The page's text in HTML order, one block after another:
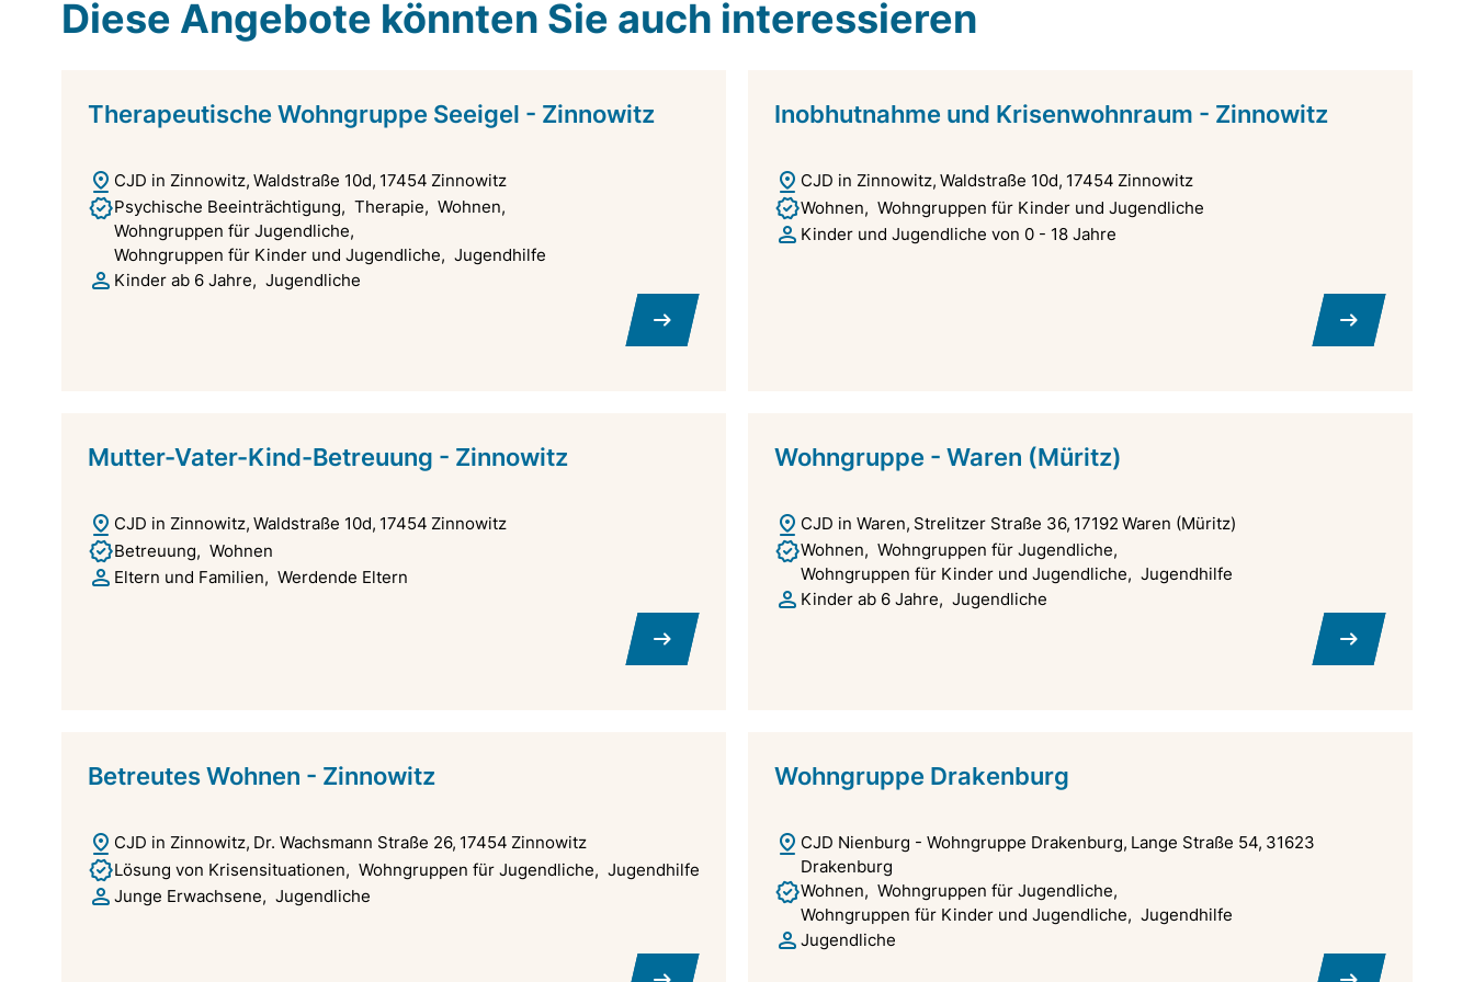
Diese Angebote könnten Sie auch interessieren
Therapeutische Wohngruppe Seeigel - Zinnowitz
CJD in Zinnowitz Waldstraße 10d 17454 Zinnowitz
Psychische Beeinträchtigung
Therapie
Wohnen
Wohngruppen für Jugendliche
Wohngruppen für Kinder und Jugendliche
Jugendhilfe
Kinder ab 6 Jahre
Jugendliche
Inobhutnahme und Krisenwohnraum - Zinnowitz
CJD in Zinnowitz Waldstraße 10d 17454 Zinnowitz
Wohnen
Wohngruppen für Kinder und Jugendliche
Kinder und Jugendliche von 0 - 18 Jahre
Mutter-Vater-Kind-Betreuung - Zinnowitz
CJD in Zinnowitz Waldstraße 10d 17454 Zinnowitz
Betreuung
Wohnen
Eltern und Familien
Werdende Eltern
Wohngruppe - Waren (Müritz)
CJD in Waren Strelitzer Straße 36 17192 Waren (Müritz)
Wohnen
Wohngruppen für Jugendliche
Wohngruppen für Kinder und Jugendliche
Jugendhilfe
Kinder ab 6 Jahre
Jugendliche
Betreutes Wohnen - Zinnowitz
CJD in Zinnowitz Dr. Wachsmann Straße 26 17454 Zinnowitz
Lösung von Krisensituationen
Wohngruppen für Jugendliche
Jugendhilfe
Junge Erwachsene
Jugendliche
Wohngruppe Drakenburg
CJD Nienburg - Wohngruppe Drakenburg Lange Straße 54 31623
Drakenburg
Wohnen
Wohngruppen für Jugendliche
Wohngruppen für Kinder und Jugendliche
Jugendhilfe
Jugendliche